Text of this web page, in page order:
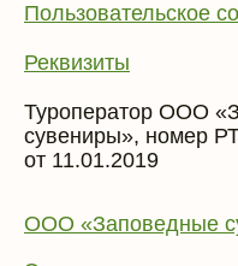
Пользовательское
Реквизиты
Туроператор ООО
сувениры», номер
от 11.01.2019
ООО «Заповедные